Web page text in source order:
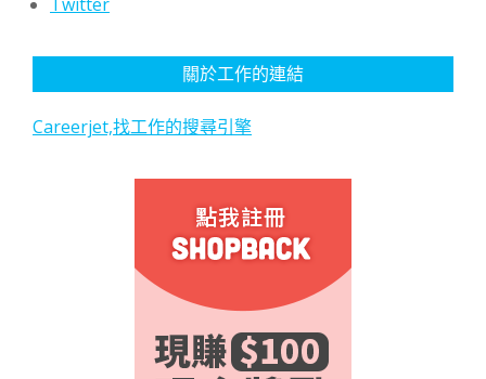
關於工作的連結
Careerjet,找工作的搜尋引擎